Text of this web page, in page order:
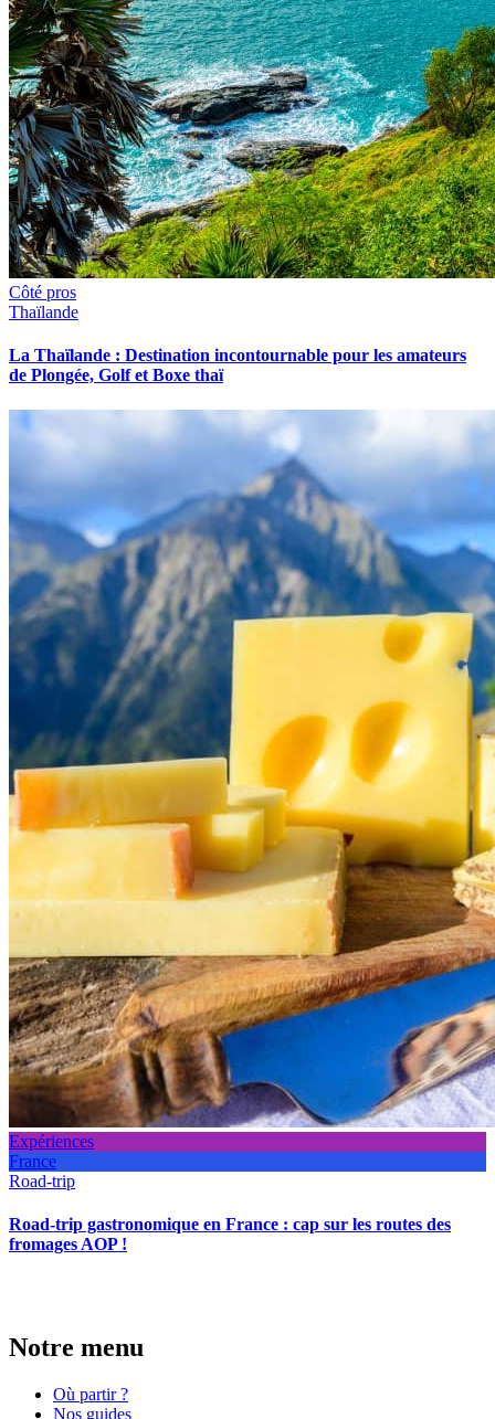
Côté pros
Thaïlande
La Thaïlande : Destination incontournable pour les amateurs
de Plongée, Golf et Boxe thaï
Expériences
France
Road-trip
Road-trip gastronomique en France : cap sur les routes des
fromages AOP !
Notre menu
Où partir ?
Nos guides